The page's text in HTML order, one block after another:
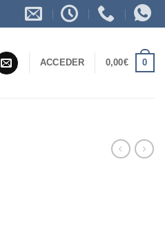
ACCEDER 0,00€ 0